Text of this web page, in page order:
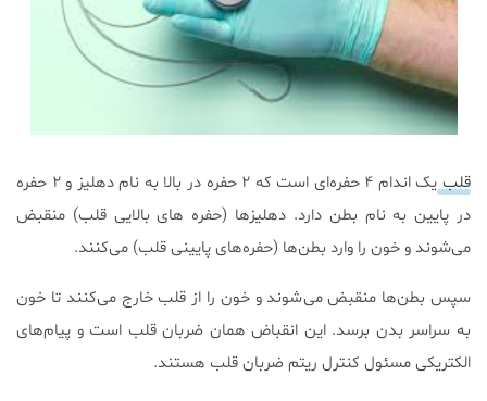
قلب
یک اندام ۴ حفره‌ای است که ۲ حفره در بالا به نام دهلیز و ۲ حفره
در پایین به نام بطن دارد. دهلیزها (حفره های بالایی قلب) منقبض
می‌شوند و خون را وارد بطن‌ها (حفره‌های پایینی قلب) می‌کنند.
سپس بطن‌ها منقبض می‌شوند و خون را از قلب خارج می‌کنند تا خون
به سراسر بدن برسد. این انقباض همان ضربان قلب است و پیام‌های
الکتریکی مسئول کنترل ریتم ضربان قلب هستند.